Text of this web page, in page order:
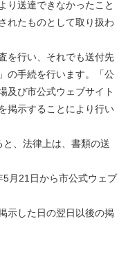
り送達できなかったこと
れたものとして取り扱わ
を行い、それでも送付先
の手続を行います。「公
及び市公式ウェブサイト
掲示することにより行い
、法律上は、書類の送
月21日から市公式ウェブ
示した日の翌日以後の掲